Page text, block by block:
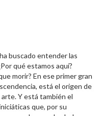
buscado entender las
qué estamos aquí?
morir? En ese primer gran
está el origen de
Y está también el
que, por su